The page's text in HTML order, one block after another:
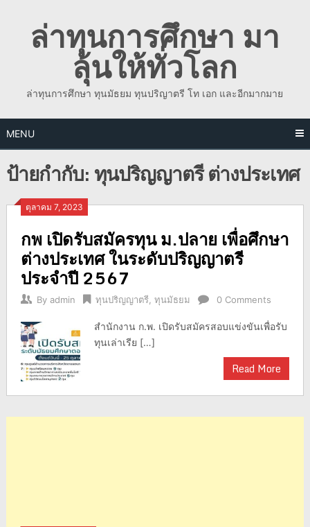
contentล่าทุนการศึกษา มา
ลุ้นให้ทั่วโลก
ล่าทุนการศึกษา ทุนมัธยม ทุนปริญาตรี โท เอก และอีกมากมาย
MENU
ป้ายกำกับ:ทุนปริญญาตรี ต่างประเทศ
ตุลาคม 7, 2023
กพ เปิดรับสมัครทุน ม.ปลาย เพื่อศึกษา
ต่างประเทศ ในระดับปริญญาตรี
ประจำปี 2567
By admin ทุนปริญญาตรี, ทุนมัธยม 0 Comments
สำนักงาน ก.พ. เปิดรับสมัครสอบแข่งขันเพื่อรับ
ทุนเล่าเรีย […]
Read More